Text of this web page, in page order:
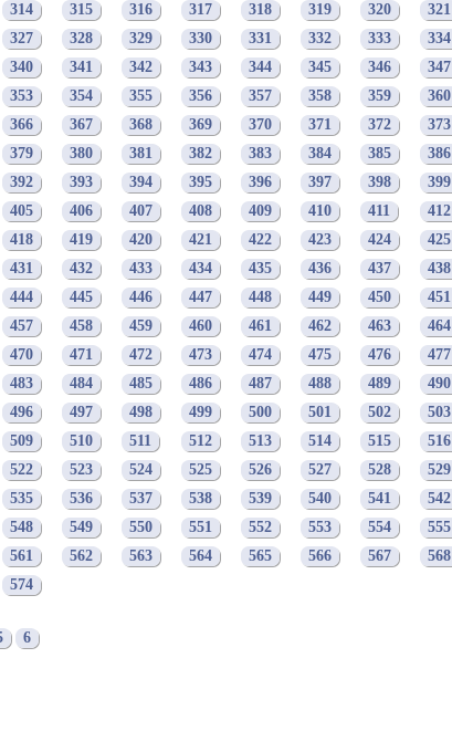
314
315 316 317 318 319 320 321
327
328 329 330 331 332 333 334
340
341 342 343 344 345 346 347
353
354 355 356 357 358 359 360
366
367 368 369 370 371 372 373
379
380 381 382 383 384 385 386
392
393 394 395 396 397 398 399
405
406 407 408 409 410 411 412
418
419 420 421 422 423 424 425
431
432 433 434 435 436 437 438
444
445 446 447 448 449 450 451
457
458 459 460 461 462 463 464
470
471 472 473 474 475 476 477
483
484 485 486 487 488 489 490
496
497 498 499 500 501 502 503
509
510 511 512 513 514 515 516
522
523 524 525 526 527 528 529
535
536 537 538 539 540 541 542
548
549 550 551 552 553 554 555
561
562 563 564 565 566 567 568
574
6